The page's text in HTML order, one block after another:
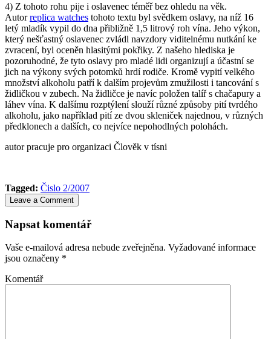
4) Z tohoto rohu pije i oslavenec téměř bez ohledu na věk.
Autorreplica watches tohoto textu byl svědkem oslavy, na níž 16
letý mladík vypil do dna přibližně 1,5 litrový roh vína. Jeho výkon,
který nešťastný oslavenec zvládl navzdory viditelnému nutkání ke
zvracení, byl oceněn hlasitými pokřiky. Z našeho hlediska je
pozoruhodné, že tyto oslavy pro mladé lidi organizují a účastní se
jich na výkony svých potomků hrdí rodiče. Kromě vypití velkého
množství alkoholu patří k dalším projevům zmužilosti i tancování s
židličkou v zubech. Na židličce je navíc položen talíř s chačapury a
láhev vína. K dalšímu rozptýlení slouží různé způsoby pití tvrdého
alkoholu, jako například pití ze dvou skleniček najednou, v různých
předklonech a dalších, co nejvíce nepohodlných polohách.
autor pracuje pro organizaci Člověk v tísni
Tagged: Čislo 2/2007
Leave a Comment
Napsat komentář
Vaše e-mailová adresa nebude zveřejněna. Vyžadované informace
jsou označeny *
Komentář